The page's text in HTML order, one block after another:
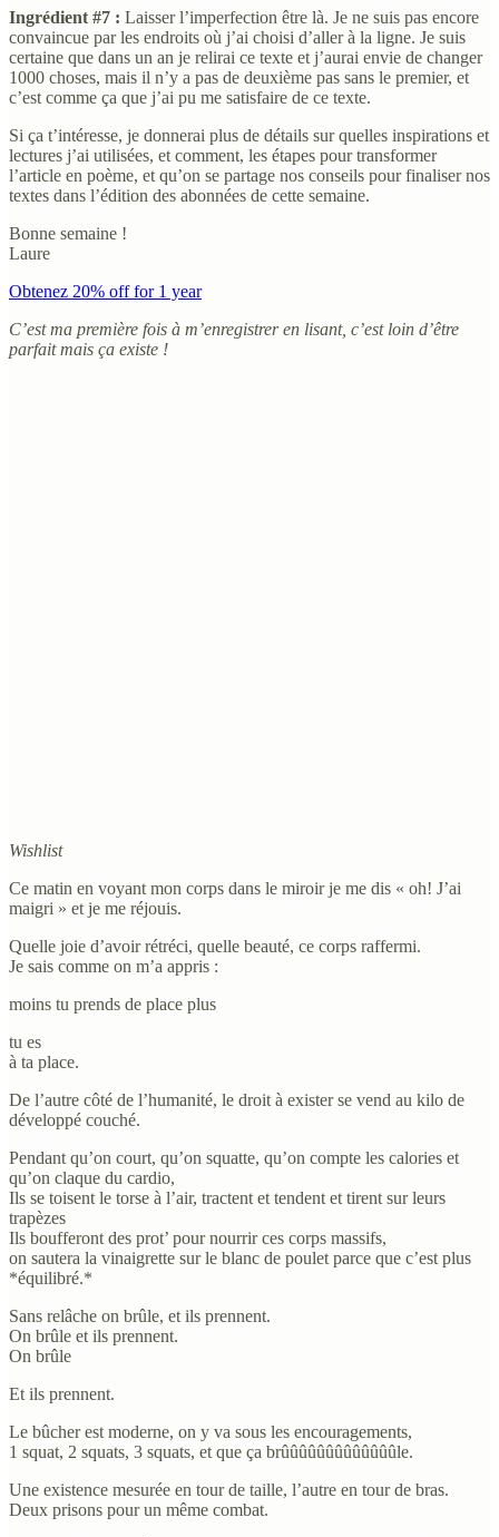
Ingrédient #7 : Laisser l’imperfection être là. Je ne suis pas encore
convaincue par les endroits où j’ai choisi d’aller à la ligne. Je suis
certaine que dans un an je relirai ce texte et j’aurai envie de changer
1000 choses, mais il n’y a pas de deuxième pas sans le premier, et
c’est comme ça que j’ai pu me satisfaire de ce texte.
Si ça t’intéresse, je donnerai plus de détails sur quelles inspirations et
lectures j’ai utilisées, et comment, les étapes pour transformer
l’article en poème, et qu’on se partage nos conseils pour finaliser nos
textes dans l’édition des abonnées de cette semaine.
Bonne semaine !
Laure
Obtenez 20% off for 1 year
C’est ma première fois à m’enregistrer en lisant, c’est loin d’être
parfait mais ça existe !
Wishlist
Ce matin en voyant mon corps dans le miroir je me dis « oh! J’ai
maigri » et je me réjouis.
Quelle joie d’avoir rétréci, quelle beauté, ce corps raffermi.
Je sais comme on m’a appris :
moins tu prends de place plus
tu es
à ta place.
De l’autre côté de l’humanité, le droit à exister se vend au kilo de
développé couché.
Pendant qu’on court, qu’on squatte, qu’on compte les calories et
qu’on claque du cardio,
Ils se toisent le torse à l’air, tractent et tendent et tirent sur leurs
trapèzes
Ils boufferont des prot’ pour nourrir ces corps massifs,
on sautera la vinaigrette sur le blanc de poulet parce que c’est plus
*équilibré.*
Sans relâche on brûle, et ils prennent.
On brûle et ils prennent.
On brûle
Et ils prennent.
Le bûcher est moderne, on y va sous les encouragements,
1 squat, 2 squats, 3 squats, et que ça brûûûûûûûûûûûûûle.
Une existence mesurée en tour de taille, l’autre en tour de bras.
Deux prisons pour un même combat.